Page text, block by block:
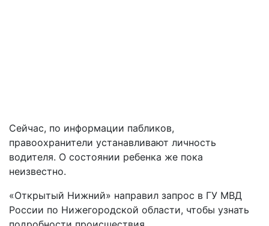
Сейчас, по информации пабликов,
правоохранители устанавливают личность
водителя. О состоянии ребенка же пока
неизвестно.
«Открытый Нижний» направил запрос в ГУ МВД
России по Нижегородской области, чтобы узнать